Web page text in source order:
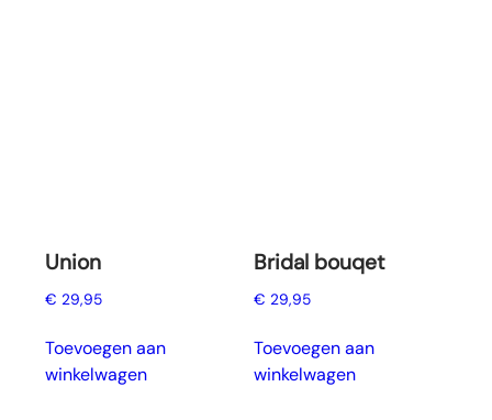
Union
€ 29,95
Toevoegen aan
winkelwagen
Bridal bouqet
€ 29,95
Toevoegen aan
winkelwagen